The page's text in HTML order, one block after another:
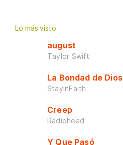
Lo más visto
august
Taylor Swift
La Bondad de Dios
StayInFaith
Creep
Radiohead
Y Que Pasó